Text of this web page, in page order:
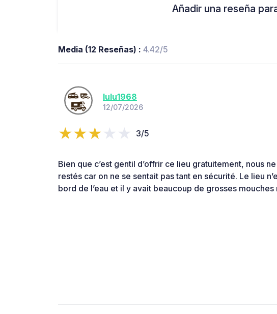
Añadir una reseña
Media (12 Reseñas) : 4.42/5
lulu1968
12/07/2026
3/5
Bien que c’est gentil d’offrir ce lieu gratuitement, nous
restés car on ne se sentait pas tant en sécurité. Le lieu
bord de l’eau et il y avait beaucoup de grosses mouches